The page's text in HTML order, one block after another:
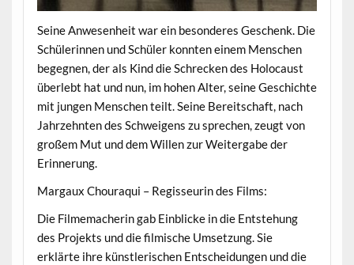
Seine Anwesenheit war ein besonderes Geschenk. Die
Schülerinnen und Schüler konnten einem Menschen
begegnen, der als Kind die Schrecken des Holocaust
überlebt hat und nun, im hohen Alter, seine Geschichte
mit jungen Menschen teilt. Seine Bereitschaft, nach
Jahrzehnten des Schweigens zu sprechen, zeugt von
großem Mut und dem Willen zur Weitergabe der
Erinnerung.
Margaux Chouraqui – Regisseurin des Films:
Die Filmemacherin gab Einblicke in die Entstehung
des Projekts und die filmische Umsetzung. Sie
erklärte ihre künstlerischen Entscheidungen und die